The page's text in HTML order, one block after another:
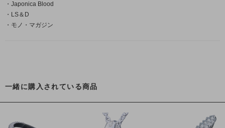
・Japonica Blood
・LS＆D
・モノ・マガジン
一緒に購入されている商品